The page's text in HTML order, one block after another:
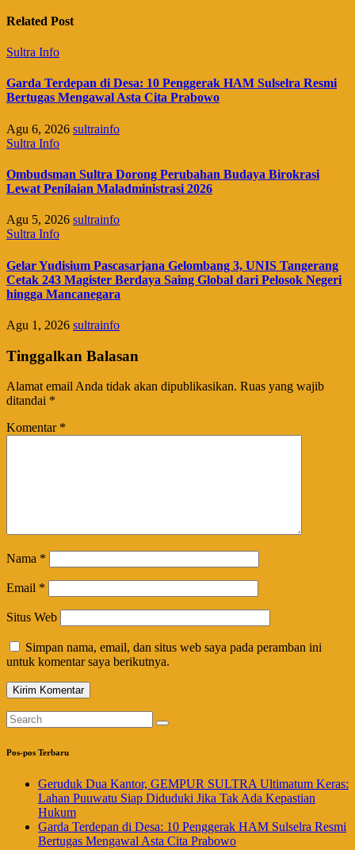
Related Post
Sultra Info
Garda Terdepan di Desa: 10 Penggerak HAM Sulselra Resmi
Bertugas Mengawal Asta Cita Prabowo
Agu 6, 2026 sultrainfo
Sultra Info
Ombudsman Sultra Dorong Perubahan Budaya Birokrasi
Lewat Penilaian Maladministrasi 2026
Agu 5, 2026 sultrainfo
Sultra Info
Gelar Yudisium Pascasarjana Gelombang 3, UNIS Tangerang
Cetak 243 Magister Berdaya Saing Global dari Pelosok Negeri
hingga Mancanegara
Agu 1, 2026 sultrainfo
Tinggalkan Balasan
Alamat email Anda tidak akan dipublikasikan. Ruas yang wajib
ditandai *
Komentar *
Nama *
Email *
Situs Web
Simpan nama, email, dan situs web saya pada peramban ini
untuk komentar saya berikutnya.
Pos-pos Terbaru
Geruduk Dua Kantor, GEMPUR SULTRA Ultimatum Keras:
Lahan Puuwatu Siap Diduduki Jika Tak Ada Kepastian
Hukum
Garda Terdepan di Desa: 10 Penggerak HAM Sulselra Resmi
Bertugas Mengawal Asta Cita Prabowo